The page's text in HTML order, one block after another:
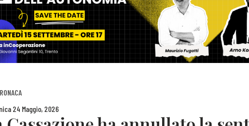
24 Maggio, 2026